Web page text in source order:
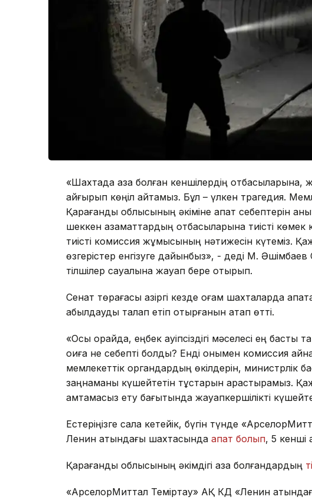
«Шахтада қаза болған кеншілердің
қайғырып көңіл айтамыз. Бұл – үлкен трагедия.
Қарағанды облысының әкіміне апат себептерін
шеккен азаматтардың отбасыларына тиісті көмек
тиісті комиссия жұмысының нәтижесін күтеміз.
өзгерістер енгізуге дайынбыз», - деді М.
тілшілер сауалына жауап бере отырып.
Сенат төрағасы қазіргі кезде қоғам шахталарда
қабылдауды талап етіп отырғанын атап өтті.
«Осы орайда, еңбек қауіпсіздігі мәселесі ең
оқиға не себепті болды? Енді онымен комиссия
мемлекеттік органдардың өкілдерін,
заңнаманы күшейтетін тұстарын қарастырамыз. Қажет
қамтамасыз ету бағытында жауапкершілікті
Естеріңізге сала кетейік, бүгін түнде
Ленин атындағы шахтасында апат болып, 5 кенші
Қарағанды облысының әкімдігі қаза болғандардың
«АрселорМиттал Теміртау» АҚ КД «Ленин